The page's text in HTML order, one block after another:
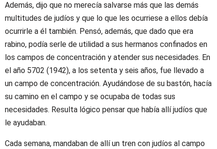
Además, dijo que no merecía salvarse más que las demás
multitudes de judíos y que lo que les ocurriese a ellos debía
ocurrirle a él también. Pensó, además, que dado que era
rabino, podía serle de utilidad a sus hermanos confinados en
los campos de concentración y atender sus necesidades. En
el año 5702 (1942), a los setenta y seis años, fue llevado a
un campo de concentración. Ayudándose de su bastón, hacía
su camino en el campo y se ocupaba de todas sus
necesidades. Resulta lógico pensar que había allí judíos que
le ayudaban.
Cada semana, mandaban de allí un tren con judíos al campo